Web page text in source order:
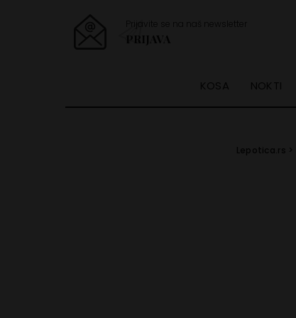
Prijavite se na naš newsletter
PRIJAVA
KOSA NOKTI
Lepotica.rs >